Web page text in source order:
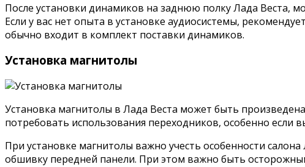
После установки динамиков на заднюю полку Лада Веста,
Если у вас нет опыта в установке аудиосистемы,
обычно входит в комплект поставки динамиков.
Установка магнитолы
Установка магнитолы в Лада Веста может быть
потребовать использования переходников, особенно если
При установке магнитолы важно учесть особенности
обшивку передней панели. При этом важно быть